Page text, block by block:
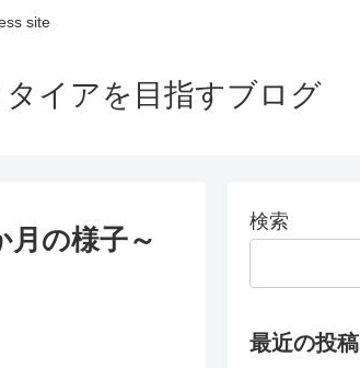
site
イアを目指すブログ
の様子～
検索
最近の投稿